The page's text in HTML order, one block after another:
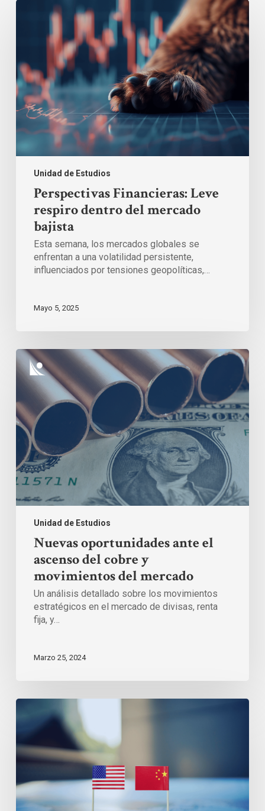
Unidad de Estudios
Perspectivas
Financieras:
mercado
bajista
Perspectivas Financieras: Leve
respiro dentro del mercado
bajista
Esta semana, los mercados globales se
enfrentan a una volatilidad persistente,
influenciados por tensiones geopolíticas,…
Mayo 5, 2025
Unidad de Estudios
Nuevas
oportunidades
ante
ascenso
del
cobre
y
movimientos
del
mercado
Nuevas oportunidades ante el
ascenso del cobre y
movimientos del mercado
Un análisis detallado sobre los movimientos
estratégicos en el mercado de divisas, renta
fija, y…
Marzo 25, 2024
Nuevas
tensiones
comerciales
y
flujos
cambiarios
los
mercados